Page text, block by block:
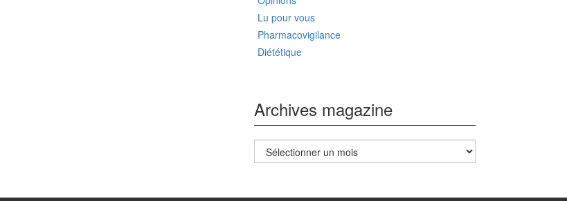
Lu pour vous
Pharmacovigilance
Diététique
Archives magazine
Archives
magazine